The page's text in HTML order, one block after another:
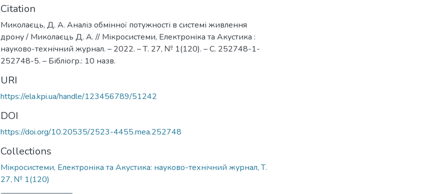
Citation
Миколаєць, Д. А. Аналіз обмінної потужності в системі живлення
дрону / Миколаєць Д. А. // Мікросистеми, Електроніка та Акустика :
науково-технічний журнал. – 2022. – Т. 27, № 1(120). – С. 252748-1-
252748-5. – Бібліогр.: 10 назв.
URI
https://ela.kpi.ua/handle/123456789/51242
DOI
https://doi.org/10.20535/2523-4455.mea.252748
Collections
Мікросистеми, Електроніка та Акустика: науково-технічний журнал, Т.
27, № 1(120)